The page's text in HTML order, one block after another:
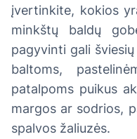
įvertinkite, kokios
minkštų baldų
pagyvinti gali
baltoms,
patalpoms puikus
margos ar sodrios,
spalvos žaliuzės.